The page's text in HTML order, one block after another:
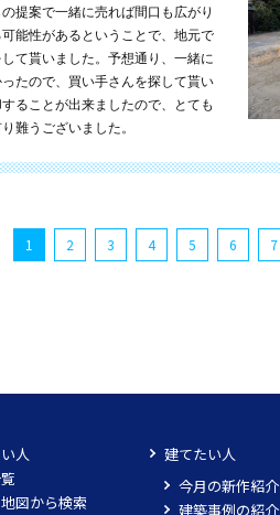
提案で一緒に売れば間口も広がり
能性があるということで、地元で
て貰いました。予想通り、一緒に
たので、買い手さんを探して貰い
ることが出来ましたので、とても
難うございました。
1 2 3 4 5 6 7
人
図から検索
建てたい人
今月の新作紹介
建築事例の紹介